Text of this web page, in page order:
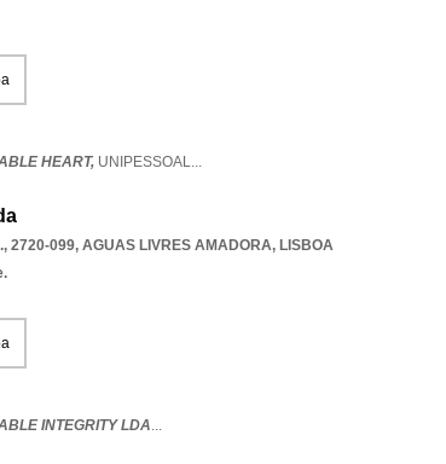
HEART, UNIPESSOAL...
2720-099, AGUAS LIVRES AMADORA, LISBOA
INTEGRITY LDA...